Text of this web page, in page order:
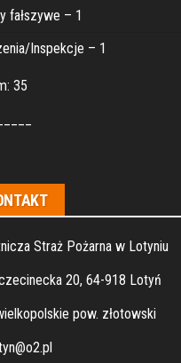
fałszywe – 1
Inspekcje – 1
35
Straż Pożarna w Lotyniu
20, 64-918 Lotyń
pow. złotowski